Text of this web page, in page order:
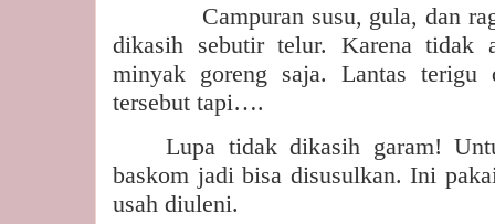
Campuran susu, gula, dan
dikasih sebutir telur. Karena tidak
minyak goreng saja. Lantas terigu
tersebut tapi….
Lupa tidak dikasih garam!
baskom jadi bisa disusulkan. Ini
usah diuleni.